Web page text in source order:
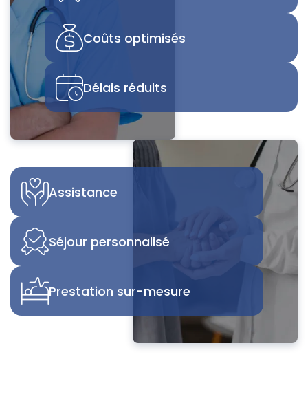
Coûts optimisés
Délais réduits
Assistance
Séjour personnalisé
Prestation sur-mesure